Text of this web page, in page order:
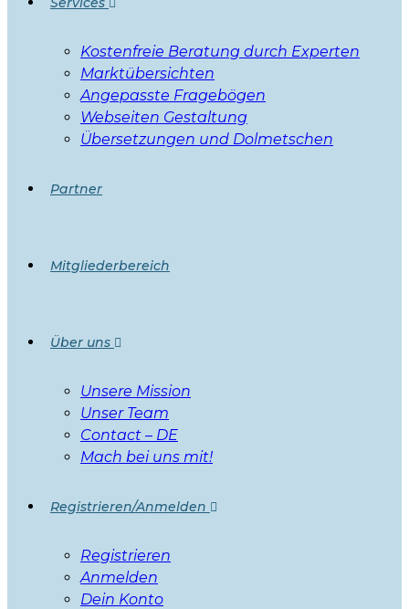
Kostenfreie Beratung durch Experten
Marktübersichten
Angepasste Fragebögen
Webseiten Gestaltung
Übersetzungen und Dolmetschen
Partner
Mitgliederbereich
Über uns
Unsere Mission
Unser Team
Contact – DE
Mach bei uns mit!
Registrieren/Anmelden
Registrieren
Anmelden
Dein Konto